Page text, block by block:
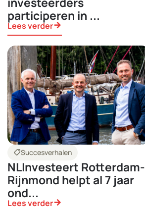
participeren in ...
Lees verderarrow_forward
shoppingmodeSuccesverhalen
NLInvesteert Rotterdam-
Rijnmond helpt al 7 jaar
ond...
Lees verderarrow_forward